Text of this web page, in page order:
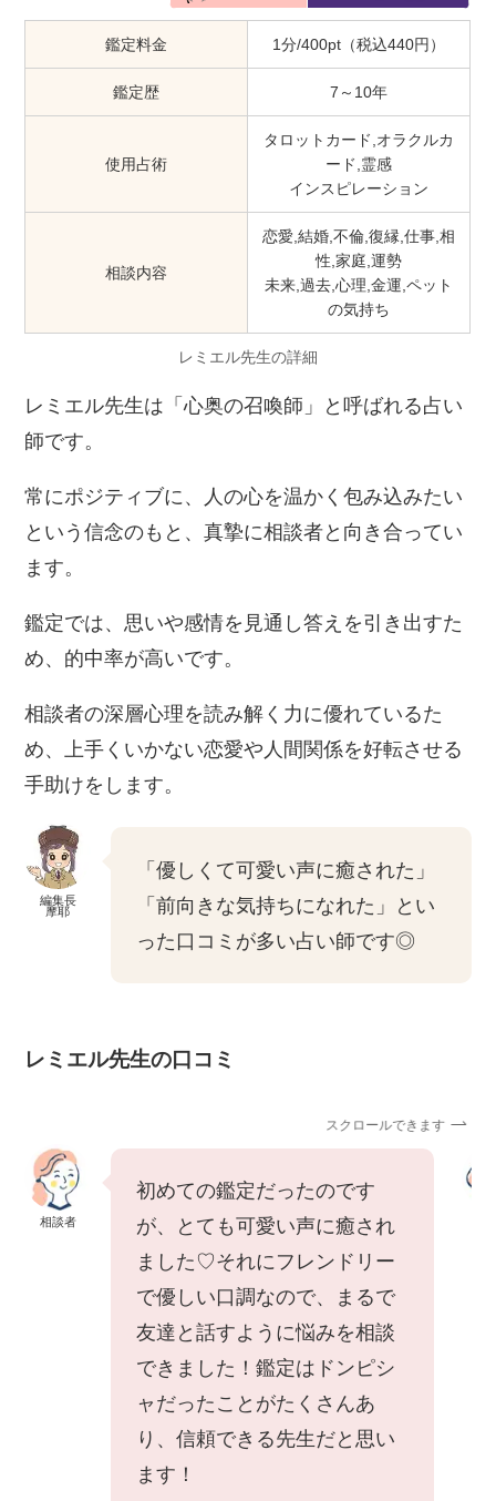
鑑定料金 1分/400pt（税込440円）
鑑定歴 7～10年
使用占術
タロットカード,オラクルカ
ード,霊感
インスピレーション
相談内容
恋愛,結婚,不倫,復縁,仕事,相
性,家庭,運勢
未来,過去,心理,金運,ペット
の気持ち
レミエル先生の詳細
レミエル先生は「心奥の召喚師」と呼ばれる占い
師です。
常にポジティブに、人の心を温かく包み込みたい
という信念のもと、真摯に相談者と向き合ってい
ます。
鑑定では、思いや感情を見通し答えを引き出すた
め、的中率が高いです。
相談者の深層心理を読み解く力に優れているた
め、上手くいかない恋愛や人間関係を好転させる
手助けをします。
編集長
摩耶
「優しくて可愛い声に癒された」
「前向きな気持ちになれた」とい
った口コミが多い占い師です◎
レミエル先生の口コミ
スクロールできます
相談者
初めての鑑定だったのです
が、とても可愛い声に癒され
ました♡それにフレンドリー
で優しい口調なので、まるで
友達と話すように悩みを相談
できました！鑑定はドンピシ
ャだったことがたくさんあ
り、信頼できる先生だと思い
ます！